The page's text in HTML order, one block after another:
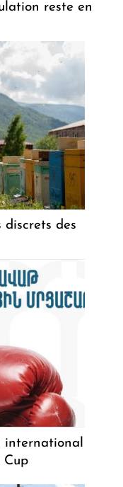
reste en
discrets des
international
Cup